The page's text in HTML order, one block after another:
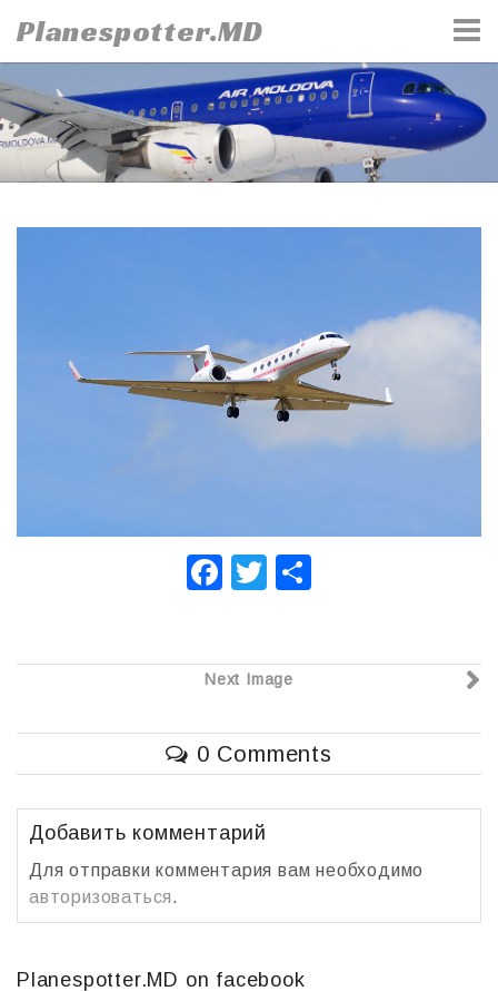
to
content
Planespotter.MD
F
e
o
o
k
T
er
в
и
т
ь
Next Image
0 Comments
Добавить комментарий
Для отправки комментария вам необходимо
авторизоваться.
Planespotter.MD on facebook